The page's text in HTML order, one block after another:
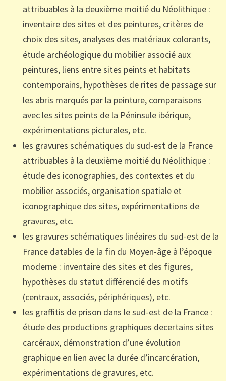
attribuables à la deuxième moitié du Néolithique :
inventaire des sites et des peintures, critères de
choix des sites, analyses des matériaux colorants,
étude archéologique du mobilier associé aux
peintures, liens entre sites peints et habitats
contemporains, hypothèses de rites de passagesur
les abris marqués par la peinture, comparaisons
avec les sites peints de la Péninsule ibérique,
expérimentations picturales, etc.
les gravures schématiques du sud-est de la France
attribuables à la deuxième moitié du Néolithique :
étude des iconographies, des contextes et du
mobilier associés, organisation spatiale et
iconographique des sites, expérimentations de
gravures, etc.
les gravures schématiques linéaires du sud-est de la
France datables de la fin du Moyen-âge à l’époque
moderne : inventaire des sites et des figures,
hypothèses du statut différencié des motifs
(centraux, associés, périphériques), etc.
les graffitis de prison dans le sud-est de la France :
étude des productions graphiques decertains sites
carcéraux, démonstration d’une évolution
graphique en lien avec la durée d’incarcération,
expérimentations de gravures, etc.